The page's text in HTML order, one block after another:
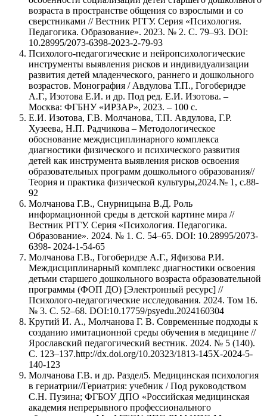
возраста в пространстве общения со взрослыми и со
сверстниками // Вестник РГГУ. Серия «Психология.
Педагогика. Образование». 2023. № 2. С. 79–93. DOI:
10.28995/2073-6398-2023-2-79-93
Психолого-педагогические и нейропсихологические
инструменты выявления рисков и индивидуализации
развития детей младенческого, раннего и дошкольного
возрастов. Монография / Авдулова Т.П., Гогоберидзе
А.Г., Изотова Е.И. и др. Под ред. Е.И. Изотова. –
Москва: ФГБНУ «ИРЗАР», 2023. – 100 с.
Е.И. Изотова, Г.В. Молчанова, Т.П. Авдулова, Г.Р.
Хузеева, Н.П. Радчикова – Методологическое
обоснование междисциплинарного комплекса
диагностики физического и психического развития
детей как инструмента выявления рисков освоения
образовательных программ дошкольного образования//
Теория и практика физической культуры,2024.№ 1, с.88-
92
Молчанова Г.В., Снурницына В.Д. Роль
информационной среды в детской картине мира //
Вестник РГГУ. Серия «Психология. Педагогика.
Образование». 2024. № 1. С. 54–65. DOI: 10.28995/2073-
6398- 2024-1-54-65
Молчанова Г.В., Гогоберидзе А.Г., Яфизова Р.И.
Междисциплинарный комплекс диагностики освоения
детьми старшего дошкольного возраста образовательной
программы (ФОП ДО) [Электронный ресурс] //
Психолого-педагогические исследования. 2024. Том 16.
№ 3. C. 52–68. DOI:10.17759/psyedu.2024160304
Крутий И. А., Молчанова Г. В. Современные подходы к
созданию имитационной среды обучения в медицине //
Ярославский педагогический вестник. 2024. № 5 (140).
С. 123–137.http://dx.doi.org/10.20323/1813-145X-2024-5-
140-123
Молчанова Г.В. и др. Раздел5. Медицинская психология
в гериатрии//Гериатрия: учебник / Под руководством
С.Н. Пузина; ФГБОУ ДПО «Российская медицинская
академия непрерывного профессионального